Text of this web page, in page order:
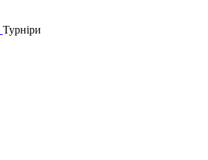
Турніри